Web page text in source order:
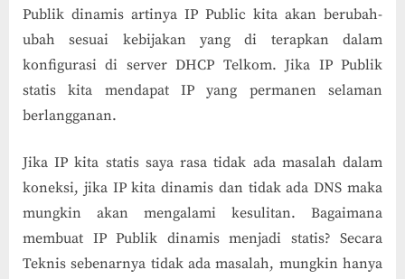
Publik dinamis artinya IP Public kita akan berubah-
ubah sesuai kebijakan yang di terapkan dalam
konfigurasi di server DHCP Telkom. Jika IP Publik
statis kita mendapat IP yang permanen selaman
berlangganan.
Jika IP kita statis saya rasa tidak ada masalah dalam
koneksi, jika IP kita dinamis dan tidak ada DNS maka
mungkin akan mengalami kesulitan. Bagaimana
membuat IP Publik dinamis menjadi statis? Secara
Teknis sebenarnya tidak ada masalah, mungkin hanya